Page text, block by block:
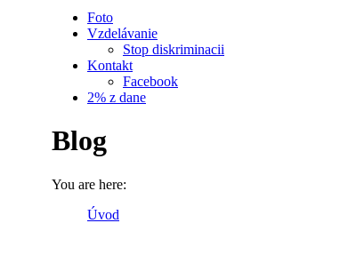
Foto
Vzdelávanie
Stop diskriminacii
Kontakt
Facebook
2% z dane
Blog
You are here:
Úvod